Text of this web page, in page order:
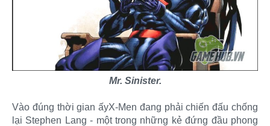
Mr. Sinister.
Vào đúng thời gian ấyX-Men đang phải chiến đấu chống
lại Stephen Lang - một trong những kẻ đứng đầu phong